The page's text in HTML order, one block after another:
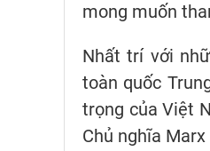
mong muốn
Nhất trí với
toàn quốc
trọng của Việt
Chủ nghĩa